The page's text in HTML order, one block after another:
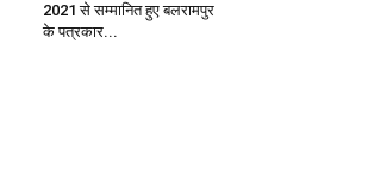
2021 से सम्मानित हुए बलरामपुर
के पत्रकार...